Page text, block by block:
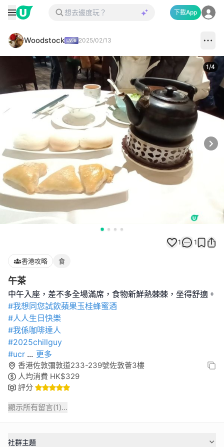
下載App
Woodstock 2025/02/13
1/4
1 1
香港攻略 食
午茶
#我想同您試飲蘋果玉桂蜂蜜酒
#人人生日快樂
#我係咖啡達人
#2025chillguy
#ucr ... 更多
香港佐敦彌敦道233-239號佐敦薈3樓
人均消費 HK$329
評分
顯示所有留言(1)...
社群主題